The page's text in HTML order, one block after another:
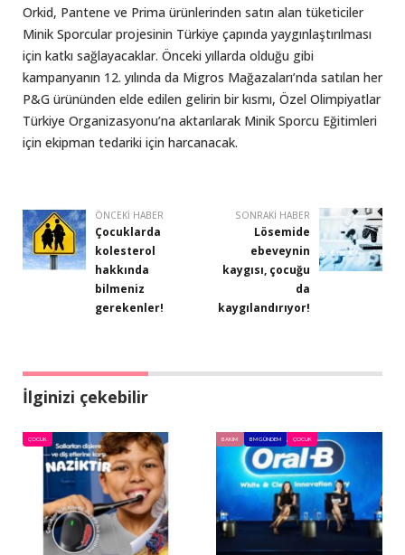
Orkid, Pantene ve Prima ürünlerinden satın alan tüketiciler
Minik Sporcular projesinin Türkiye çapında yaygınlaştırılması
için katkı sağlayacaklar. Önceki yıllarda olduğu gibi
kampanyanın 12. yılında da Migros Mağazaları’nda satılan her
P&G ürününden elde edilen gelirin bir kısmı, Özel Olimpiyatlar
Türkiye Organizasyonu’na aktarılarak Minik Sporcu Eğitimleri
için ekipman tedariki için harcanacak.
ÖNCEKI HABER
Çocuklarda
kolesterol
hakkında
bilmeniz
gerekenler!
SONRAKI HABER
Lösemide
ebeveynin
kaygısı, çocuğu
da
kaygılandırıyor!
İlginizi çekebilir
ÇOCUK BAKIM BM GÜNDEM ÇOCUK